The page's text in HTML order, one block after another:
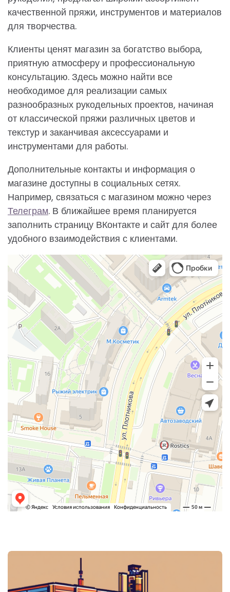
качественной пряжи, инструментов и материалов
для творчества.
Клиенты ценят магазин за богатство выбора,
приятную атмосферу и профессиональную
консультацию. Здесь можно найти все
необходимое для реализации самых
разнообразных рукодельных проектов, начиная
от классической пряжи различных цветов и
текстур и заканчивая аксессуарами и
инструментами для работы.
Дополнительные контакты и информация о
магазине доступны в социальных сетях.
Например, связаться с магазином можно через
Телеграм. В ближайшее время планируется
заполнить страницу ВКонтакте и сайт для более
удобного взаимодействия с клиентами.
Post
navigation